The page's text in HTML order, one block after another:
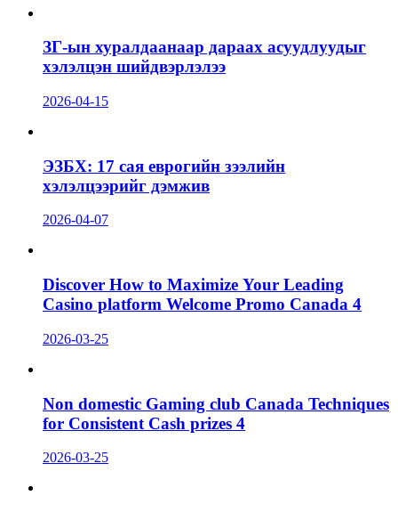
ЗГ-ын хуралдаанаар дараах асуудлуудыг
хэлэлцэн шийдвэрлэлээ
2026-04-15
ЭЗБХ: 17 сая еврогийн зээлийн
хэлэлцээрийг дэмжив
2026-04-07
Discover How to Maximize Your Leading
Casino platform Welcome Promo Canada 4
2026-03-25
Non domestic Gaming club Canada Techniques
for Consistent Cash prizes 4
2026-03-25